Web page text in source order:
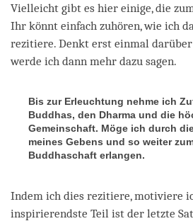
Vielleicht gibt es hier einige, die
Ihr könnt einfach zuhören, wie ich
rezitiere. Denkt erst einmal
werde ich dann mehr dazu sagen.
Bis zur Erleuchtung nehme ich
Buddhas, den Dharma und die
Gemeinschaft. Möge ich durch
meines Gebens und so weiter
Buddhaschaft erlangen.
Indem ich dies rezitiere, motiviere
inspirierendste Teil ist der letzte